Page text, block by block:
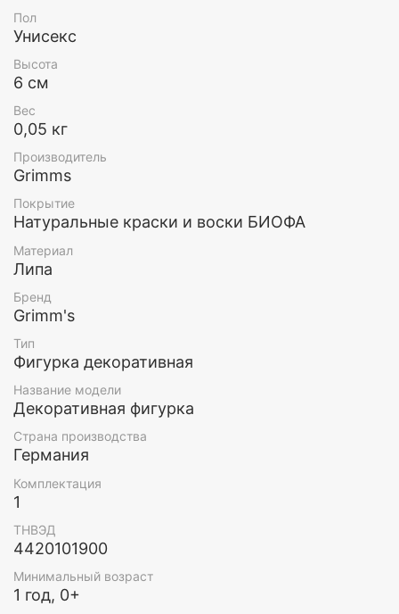
создадут особую атмосферу в каждом случае.
Декоративные фигуры окрашены вручную.
Grimms предлагает большой выбор декоративных
фигур, среди которых: животные, растения,
сказочные персонажи, цветы, насекомые, цифры,
символы разных праздников. Среди такого
многообразия Вы точно соберете свою идеальную
коллекцию.
Высота: 6 см
Возраст: 5+
Пол
Унисекс
Высота
6 см
Вес
0,05 кг
Производитель
Grimms
Покрытие
Натуральные краски и воски БИОФА
Материал
Липа
Бренд
Grimm's
Тип
Фигурка декоративная
Название модели
Декоративная фигурка
Страна производства
Германия
Комплектация
1
ТНВЭД
4420101900
Минимальный возраст
1 год, 0+